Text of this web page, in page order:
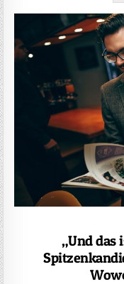
„Und das